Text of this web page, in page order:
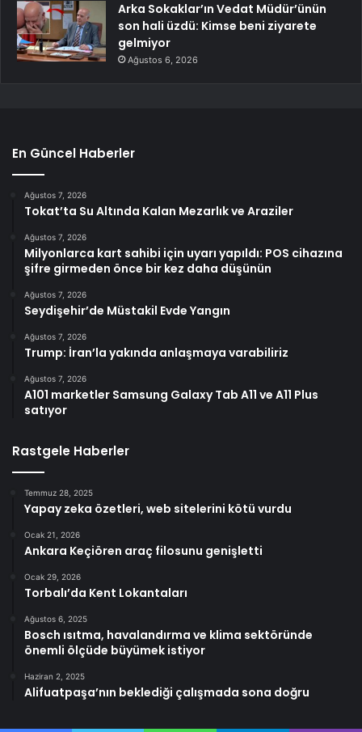
Arka Sokaklar’ın Vedat Müdür’ünün
son hali üzdü: Kimse beni ziyarete
gelmiyor
Ağustos 6, 2026
En Güncel Haberler
Ağustos 7, 2026
Tokat’ta Su Altında Kalan Mezarlık ve Araziler
Ağustos 7, 2026
Milyonlarca kart sahibi için uyarı yapıldı: POS cihazına
şifre girmeden önce bir kez daha düşünün
Ağustos 7, 2026
Seydişehir’de Müstakil Evde Yangın
Ağustos 7, 2026
Trump: İran’la yakında anlaşmaya varabiliriz
Ağustos 7, 2026
A101 marketler Samsung Galaxy Tab A11 ve A11 Plus
satıyor
Rastgele Haberler
Temmuz 28, 2025
Yapay zeka özetleri, web sitelerini kötü vurdu
Ocak 21, 2026
Ankara Keçiören araç filosunu genişletti
Ocak 29, 2026
Torbalı’da Kent Lokantaları
Ağustos 6, 2025
Bosch ısıtma, havalandırma ve klima sektöründe
önemli ölçüde büyümek istiyor
Haziran 2, 2025
Alifuatpaşa’nın beklediği çalışmada sona doğru